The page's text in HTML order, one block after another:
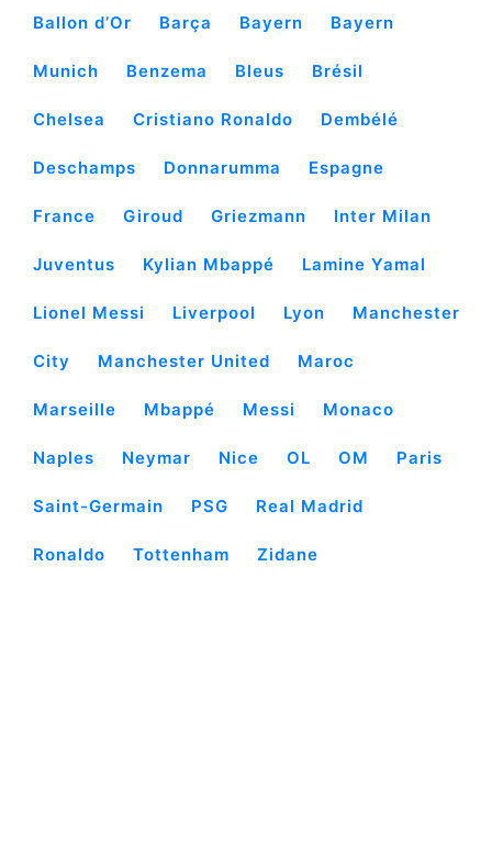
Ballon d’Or Barça Bayern Bayern
Munich Benzema Bleus Brésil
Chelsea Cristiano Ronaldo Dembélé
Deschamps Donnarumma Espagne
France Giroud Griezmann Inter Milan
Juventus Kylian Mbappé Lamine Yamal
Lionel Messi Liverpool Lyon Manchester
City Manchester United Maroc
Marseille Mbappé Messi Monaco
Naples Neymar Nice OL OM Paris
Saint-Germain PSG Real Madrid
Ronaldo Tottenham Zidane